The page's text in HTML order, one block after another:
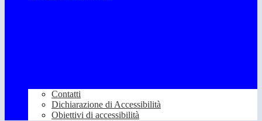
Contatti
Dichiarazione di Accessibilità
Obiettivi di accessibilità